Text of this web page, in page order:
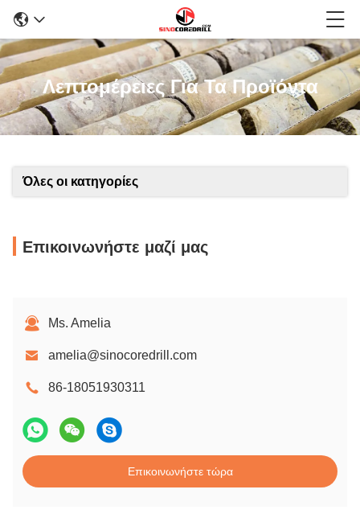
Λεπτομέρειες Για Τα Προϊόντα
Όλες οι κατηγορίες
Επικοινωνήστε μαζί μας
Ms. Amelia
amelia@sinocoredrill.com
86-18051930311
Επικοινωνήστε τώρα